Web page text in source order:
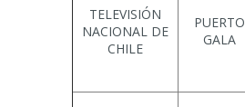
TELEVISIÓN
NACIONAL DE
CHILE
PUERTO
GALA